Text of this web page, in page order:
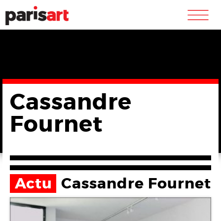
m
Cassandre
Fournet
Actu Cassandre Fournet